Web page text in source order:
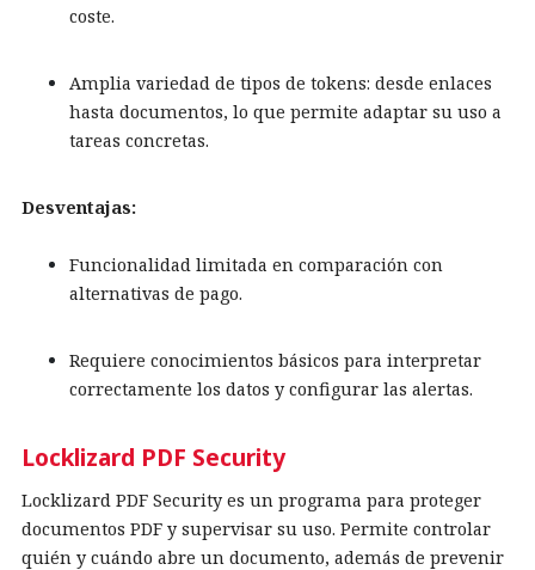
coste.
Amplia variedad de tipos de tokens: desde enlaces
hasta documentos, lo que permite adaptar su uso a
tareas concretas.
Desventajas:
Funcionalidad limitada en comparación con
alternativas de pago.
Requiere conocimientos básicos para interpretar
correctamente los datos y configurar las alertas.
Locklizard PDF Security
Locklizard PDF Security es un programa para proteger
documentos PDF y supervisar su uso. Permite controlar
quién y cuándo abre un documento, además de prevenir